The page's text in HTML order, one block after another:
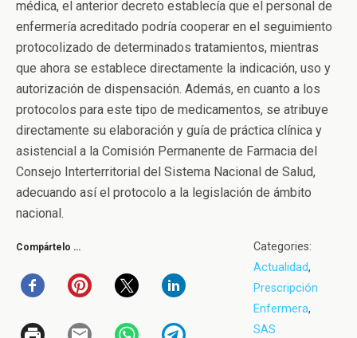
médica, el anterior decreto establecía que el personal de
enfermería acreditado podría cooperar en el seguimiento
protocolizado de determinados tratamientos, mientras
que ahora se establece directamente la indicación, uso y
autorización de dispensación. Además, en cuanto a los
protocolos para este tipo de medicamentos, se atribuye
directamente su elaboración y guía de práctica clínica y
asistencial a la Comisión Permanente de Farmacia del
Consejo Interterritorial del Sistema Nacional de Salud,
adecuando así el protocolo a la legislación de ámbito
nacional.
Compártelo …
Categories:
Actualidad,
Prescripción
Enfermera,
SAS